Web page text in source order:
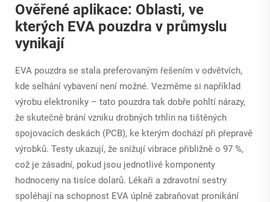
Ověřené aplikace: Oblasti, ve
kterých EVA pouzdra v průmyslu
vynikají
EVA pouzdra se stala preferovaným řešením v odvětvích,
kde selhání vybavení není možné. Vezměme si například
výrobu elektroniky – tato pouzdra tak dobře pohltí nárazy,
že skutečně brání vzniku drobných trhlin na tištěných
spojovacích deskách (PCB), ke kterým dochází při přepravě
výrobků. Testy ukazují, že snižují vibrace přibližně o 97 %,
což je zásadní, pokud jsou jednotlivé komponenty
hodnoceny na tisíce dolarů. Lékaři a zdravotní sestry
spoléhají na schopnost EVA úplně zabraňovat pronikání